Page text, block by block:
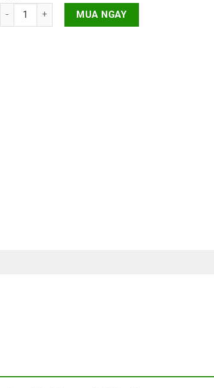
Cảm ứng thỉnh thoảng liệt iPhone 14 Plus quantity
MUA NGAY